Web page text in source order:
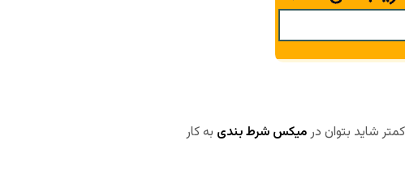
شاید بتوان درمیکس شرط بندی به کار